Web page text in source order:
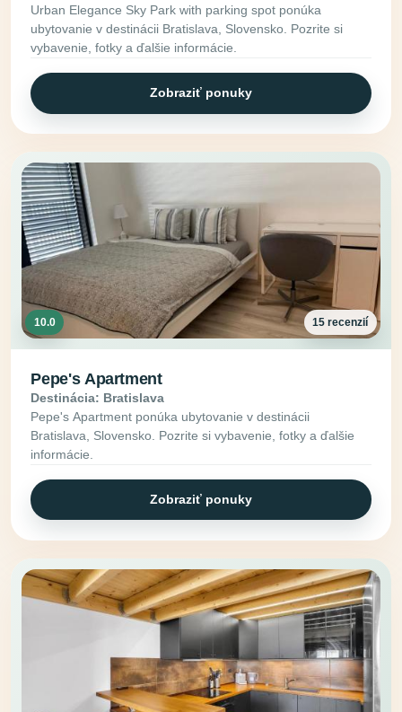
Urban Elegance Sky Park with parking spot ponúka
ubytovanie v destinácii Bratislava, Slovensko. Pozrite si
vybavenie, fotky a ďalšie informácie.
Zobraziť ponuky
10.0 15 recenzií
Pepe's Apartment
Destinácia: Bratislava
Pepe's Apartment ponúka ubytovanie v destinácii
Bratislava, Slovensko. Pozrite si vybavenie, fotky a ďalšie
informácie.
Zobraziť ponuky